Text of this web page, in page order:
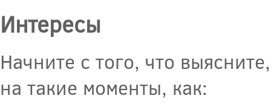
Интересы
Начните с того, что
на такие моменты, как: